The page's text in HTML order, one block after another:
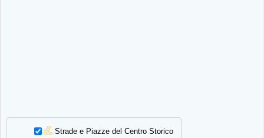
Strade e Piazze del Centro Storico